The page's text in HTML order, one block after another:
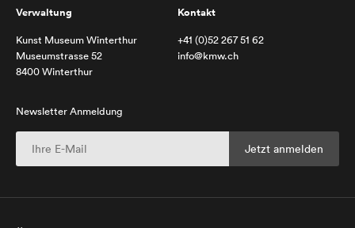
Verwaltung
Kunst Museum Winterthur
Museumstrasse 52
8400 Winterthur
Kontakt
+41 (0)52 267 51 62
info@kmw.ch
Newsletter Anmeldung